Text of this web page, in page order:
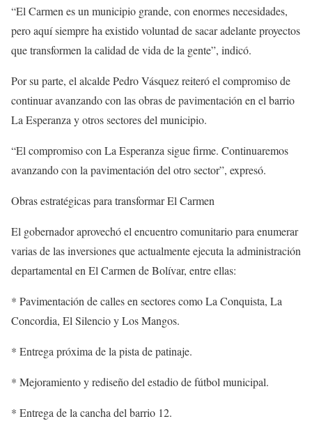
“El Carmen es un municipio grande, con enormes necesidades,
pero aquí siempre ha existido voluntad de sacar adelante proyectos
que transformen la calidad de vida de la gente”, indicó.
Por su parte, el alcalde Pedro Vásquez reiteró el compromiso de
continuar avanzando con las obras de pavimentación en el barrio
La Esperanza y otros sectores del municipio.
“El compromiso con La Esperanza sigue firme. Continuaremos
avanzando con la pavimentación del otro sector”, expresó.
Obras estratégicas para transformar El Carmen
El gobernador aprovechó el encuentro comunitario para enumerar
varias de las inversiones que actualmente ejecuta la administración
departamental en El Carmen de Bolívar, entre ellas:
* Pavimentación de calles en sectores como La Conquista, La
Concordia, El Silencio y Los Mangos.
* Entrega próxima de la pista de patinaje.
* Mejoramiento y rediseño del estadio de fútbol municipal.
* Entrega de la cancha del barrio 12.